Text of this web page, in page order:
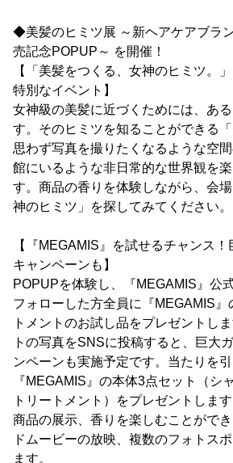
◆美髪のヒミツ展 ～新ヘアケアブラ
売記念POPUP～ を開催！
【「美髪をつくる、女神のヒミツ。
特別なイベント】
女神級の美髪に近づくためには、あ
す。そのヒミツを知ることができる「
思わず写真を撮りたくなるような空
館にいるような非日常的な世界観を
す。商品の香りを体験しながら、会
神のヒミツ」を探してみてください。
【『MEGAMIS』を試せるチャンス
キャンペーンも】
POPUPを体験し、『MEGAMIS』公
フォローした方全員に『MEGAMIS』
トメントのお試し品をプレゼントし
トの写真をSNSに投稿すると、巨大
ンペーンも実施予定です。当たりを引
『MEGAMIS』の本体3点セット（シ
トリートメント）をプレゼントします
商品の展示、香りを楽しむことがで
ドムービーの放映、複数のフォトス
ます。